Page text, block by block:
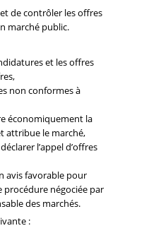
de contrôler les offres
marché public.
et les offres
non conformes à
économiquement la
attribue le marché,
l’appel d’offres
avis favorable pour
procédure négociée par
des marchés.
: